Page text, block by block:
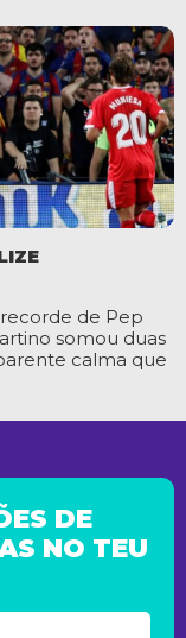
de Pep
somou duas
calma que
DE
NO TEU